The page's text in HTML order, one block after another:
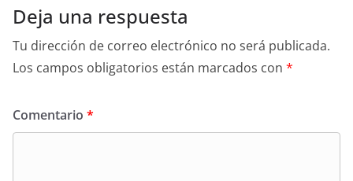
Deja una respuesta
Tu dirección de correo electrónico no será publicada.
Los campos obligatorios están marcados con *
Comentario *